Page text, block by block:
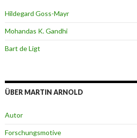
Hildegard Goss-Mayr
Mohandas K. Gandhi
Bart de Ligt
ÜBER MARTIN ARNOLD
Autor
Forschungsmotive